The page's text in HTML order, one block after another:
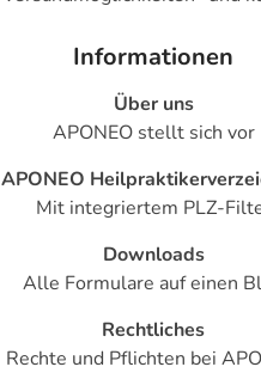
Informationen
Über uns
APONEO stellt sich vor
APONEO
Mit integriertem PLZ-
Downloads
Alle Formulare auf einen
Rechtliches
Rechte und Pflichten bei